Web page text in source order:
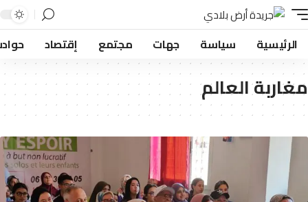
سياسة جهات مجتمع إقتصاد حوادث
العالم